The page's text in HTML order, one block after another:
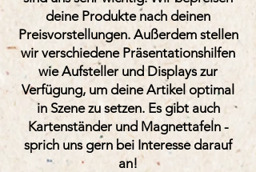
deine Produkte nach deinen
Preisvorstellungen. Außerdem stellen
wir verschiedene Präsentationshilfen
wie Aufsteller und Displays zur
Verfügung, um deine Artikel optimal
in Szene zu setzen. Es gibt auch
Kartenständer und Magnettafeln -
sprich uns gern bei Interesse darauf
an!